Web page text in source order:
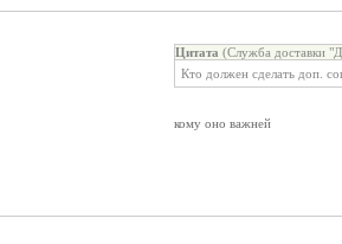
Цитата (Служба доставки
Кто должен сделать доп.
кому оно важней